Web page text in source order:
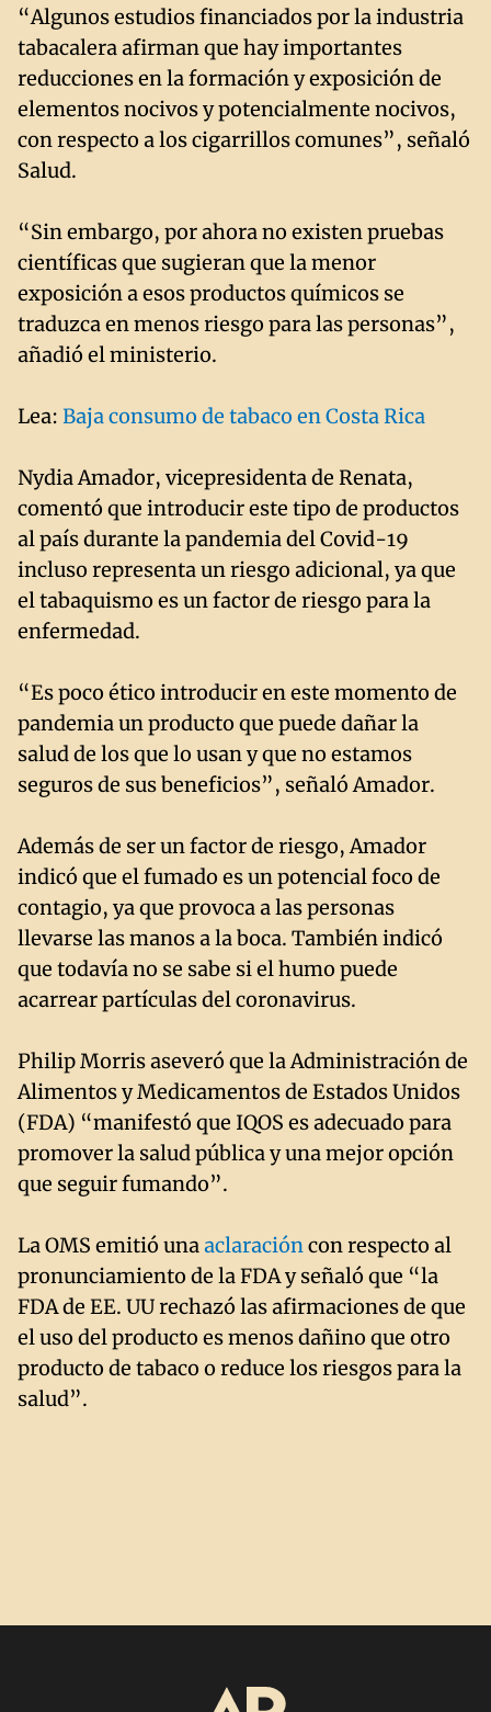
“Algunos estudios financiados por la industria
tabacalera afirman que hay importantes
reducciones en la formación y exposición de
elementos nocivos y potencialmente nocivos,
con respecto a los cigarrillos comunes”, señaló
Salud.
“Sin embargo, por ahora no existen pruebas
científicas que sugieran que la menor
exposición a esos productos químicos se
traduzca en menos riesgo para las personas”,
añadió el ministerio.
Lea: Baja consumo de tabaco en Costa Rica
Nydia Amador, vicepresidenta de Renata,
comentó que introducir este tipo de productos
al país durante la pandemia del Covid-19
incluso representa un riesgo adicional, ya que
el tabaquismo es un factor de riesgo para la
enfermedad.
“Es poco ético introducir en este momento de
pandemia un producto que puede dañar la
salud de los que lo usan y que no estamos
seguros de sus beneficios”, señaló Amador.
Además de ser un factor de riesgo, Amador
indicó que el fumado es un potencial foco de
contagio, ya que provoca a las personas
llevarse las manos a la boca. También indicó
que todavía no se sabe si el humo puede
acarrear partículas del coronavirus.
Philip Morris aseveró que la Administración de
Alimentos y Medicamentos de Estados Unidos
(FDA) “manifestó que IQOS es adecuado para
promover la salud pública y una mejor opción
que seguir fumando”.
La OMS emitió unaaclaracióncon respecto al
pronunciamiento de la FDA y señaló que “la
FDA de EE. UU rechazó las afirmaciones de que
el uso del producto es menos dañino que otro
producto de tabaco o reduce los riesgos para la
salud”.